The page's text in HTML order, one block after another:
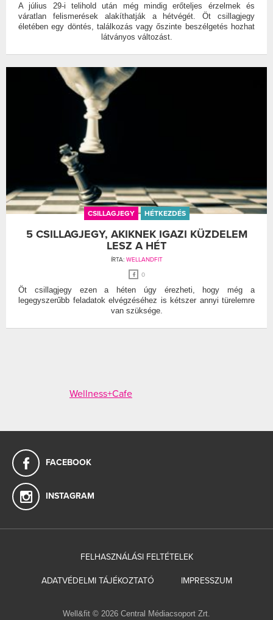
A július 29-i telihold után még mindig erőteljes érzelmek és
váratlan felismerések alakíthatják a hétvégét. Öt csillagjegy
életében egy döntés, találkozás vagy őszinte beszélgetés hozhat
látványos változást.
CSILLAGJEGY HÉTKEZDÉS
5 CSILLAGJEGY, AKIKNEK IGAZI KÜZDELEM
LESZ A HÉT
ÍRTA: WELLANDFIT
0
Öt csillagjegy ezen a héten úgy érezheti, hogy még a
legegyszerűbb feladatok elvégzéséhez is kétszer annyi türelemre
van szüksége.
Wellness+Cafe
FACEBOOK
INSTAGRAM
FELHASZNÁLÁSI FELTÉTELEK
ADATVÉDELMI TÁJÉKOZTATÓ IMPRESSZUM
Well&fit © 2026 Central Médiacsoport Zrt.